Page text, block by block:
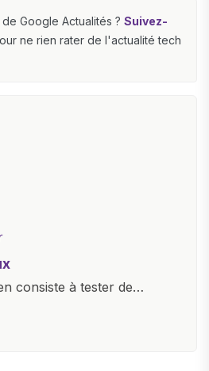
Google Actualités ? Suivez-
ne rien rater de l'actualité tech
consiste à tester de
à rédiger des critiques